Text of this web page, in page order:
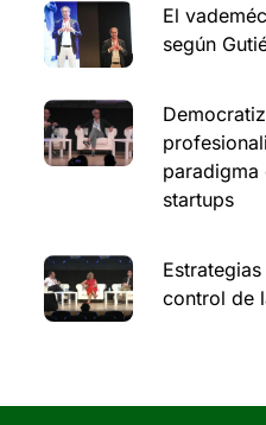
El
según
paradigma
startups
control de